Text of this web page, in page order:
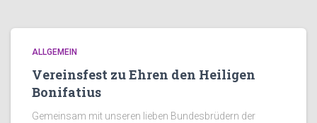
ALLGEMEIN
Vereinsfest zu Ehren den Heiligen
Bonifatius
Gemeinsam mit unseren lieben Bundesbrüdern der